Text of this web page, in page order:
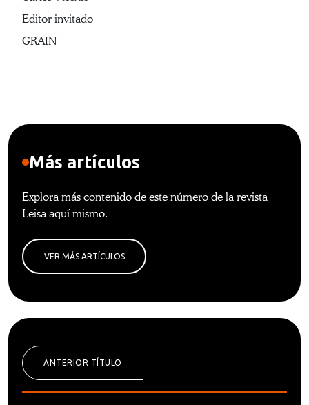
Editor invitado
GRAIN
Más artículos
Explora más contenido de este número de la revista
Leisa aquí mismo.
VER MÁS ARTÍCULOS
ANTERIOR TÍTULO